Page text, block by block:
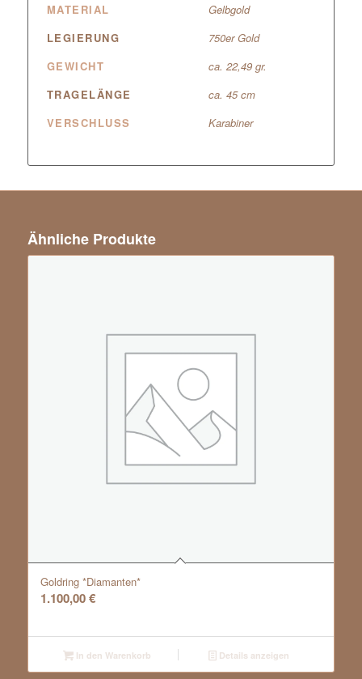
MATERIAL
Gelbgold
LEGIERUNG
750er Gold
GEWICHT
ca. 22,49 gr.
TRAGELÄNGE
ca. 45 cm
VERSCHLUSS
Karabiner
Ähnliche Produkte
Goldring *Diamanten*
1.100,00€
In den Warenkorb Details anzeigen